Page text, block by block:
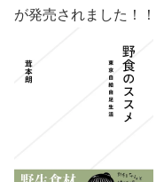
が発売されました！！